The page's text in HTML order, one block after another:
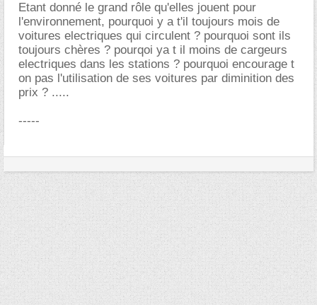
Etant donné le grand rôle qu'elles jouent pour
l'environnement, pourquoi y a t'il toujours mois de
voitures electriques qui circulent ? pourquoi sont ils
toujours chères ? pourqoi ya t il moins de cargeurs
electriques dans les stations ? pourquoi encourage t
on pas l'utilisation de ses voitures par diminition des
prix ? .....
-----